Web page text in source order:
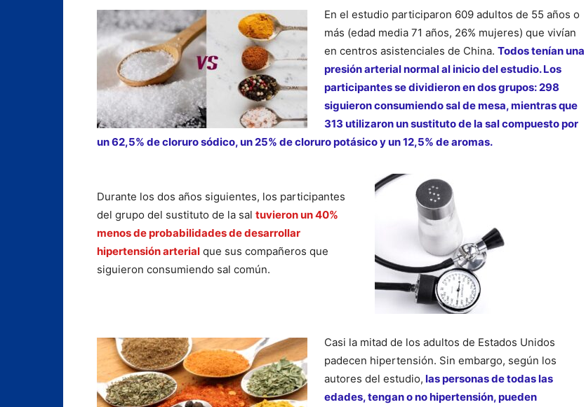
En el estudio participaron 609 adultos de 55 años o
más (edad media 71 años, 26% mujeres) que vivían
en centros asistenciales de China. Todos tenían una
presión arterial normal al inicio del estudio. Los
participantes se dividieron en dos grupos: 298
siguieron consumiendo sal de mesa, mientras que
313 utilizaron un sustituto de la sal compuesto por
un 62,5% de cloruro sódico, un 25% de cloruro potásico y un 12,5% de aromas.
Durante los dos años siguientes, los participantes
del grupo del sustituto de la sal tuvieron un 40%
menos de probabilidades de desarrollar
hipertensión arterial que sus compañeros que
siguieron consumiendo sal común.
Casi la mitad de los adultos de Estados Unidos
padecen hipertensión. Sin embargo, según los
autores del estudio, las personas de todas las
edades, tengan o no hipertensión, pueden